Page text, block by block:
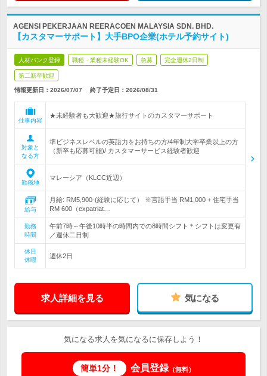
AGENSI PEKERJAAN REERACOEN MALAYSIA SDN. BHD.
【カスタマーサポート】大手BPO企業(ホテル予約サイト)
人材バンク登録 職種・業種未経験OK 急募 完全週休2日制
第二新卒歓迎
情報更新日：2026/07/07 終了予定日： 2026/08/31
仕事内容
★未経験者も大歓迎★旅行サイトのカスタマーサポート
対象と
なる方
準ビジネスレベルの英語力をお持ちの方/4年制大学卒業以上の方
（新卒も応募可能)/ カスタマーサービス経験者歓迎
勤務地
マレーシア（KLCC近辺）
給与
月給: RM5,900-(経験に応じて） ※言語手当 RM1,000 + 住宅手当
RM 600（expatriat…
勤務
時間
午前7時～午後10時半の時間内での8時間シフト＊シフトは変更有
／週休二日制
休日
休暇
週休2日
求人詳細を見る 気になる
気になる求人を気になるに保存しよう！
簡単1分！ 会員登録（無料）